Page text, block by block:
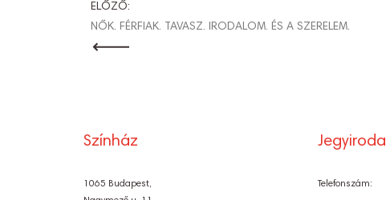
BEJEGYZÉS
ELŐZŐ:
NŐK. FÉRFIAK. TAVASZ. IRODALOM. ÉS A SZERELEM.
Színház
1065 Budapest,
Jegyiroda
Telefonszám: